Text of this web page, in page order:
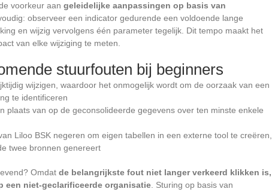
voorkeur aan geleidelijke aanpassingen op basis van
observeer een indicator gedurende een voldoende lange
en wijzig vervolgens één parameter tegelijk. Dit tempo maakt het
van elke wijziging te meten.
stuurfouten bij beginners
wijzigen, waardoor het onmogelijk wordt om de oorzaak van een
te identificeren
plaats van op de geconsolideerde gegevens over ten minste enkele
Liloo BSK negeren om eigen tabellen in een externe tool te creëren,
twee bronnen genereert
Omdat de belangrijkste fout niet langer verkeerd klikken is,
een niet-geclarificeerde organisatie. Sturing op basis van